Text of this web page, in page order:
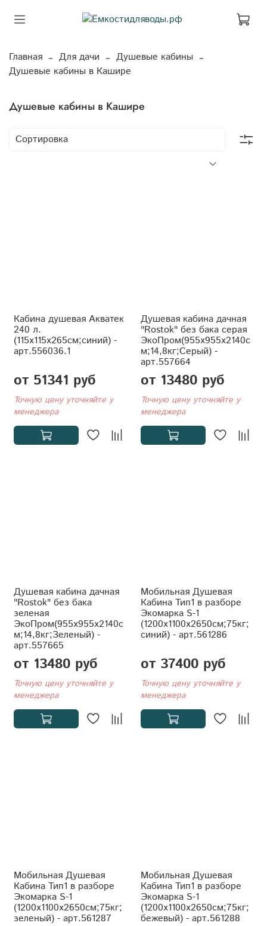
Главная Для дачи
Душевые кабины
Душевые кабины в Кашире
Душевые кабины в Кашире
Кабина душевая Акватек
240 л.
(115x115x265см;синий) -
арт.556036.1
от 51341 руб
Точную цену уточняйте у
менеджера
Душевая кабина дачная
"Rostok" без бака серая
ЭкоПром(955x955x2140с
м;14,8кг;Серый) -
арт.557664
от 13480 руб
Точную цену уточняйте у
менеджера
Душевая кабина дачная
"Rostok" без бака
зеленая
ЭкоПром(955x955x2140с
м;14,8кг;Зеленый) -
арт.557665
от 13480 руб
Точную цену уточняйте у
менеджера
Мобильная Душевая
Кабина Тип1 в разборе
Экомарка S-1
(1200x1100x2650см;75кг;
синий) - арт.561286
от 37400 руб
Точную цену уточняйте у
менеджера
Мобильная Душевая
Кабина Тип1 в разборе
Экомарка S-1
(1200x1100x2650см;75кг;
зеленый) - арт.561287
Мобильная Душевая
Кабина Тип1 в разборе
Экомарка S-1
(1200x1100x2650см;75кг;
бежевый) - арт.561288